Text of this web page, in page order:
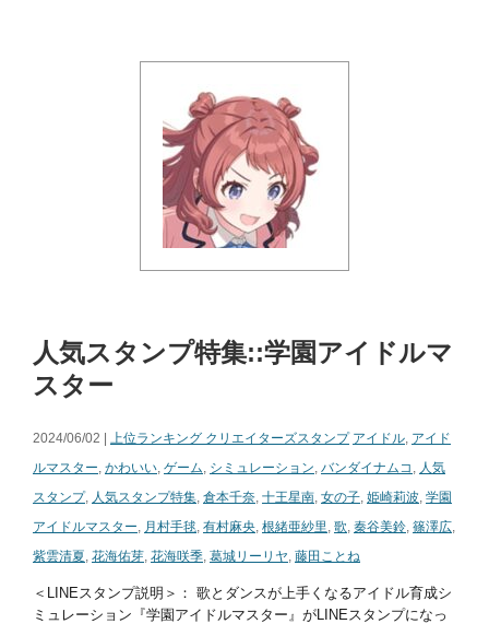
人気スタンプ特集::学園アイドルマ
スター
2024/06/02 | 上位ランキング クリエイターズスタンプ アイドル, アイド
ルマスター, かわいい, ゲーム, シミュレーション, バンダイナムコ , 人気
スタンプ, 人気スタンプ特集, 倉本千奈, 十王星南, 女の子, 姫崎莉波, 学園
アイドルマスター, 月村手毬, 有村麻央, 根緒亜紗里, 歌, 秦谷美鈴, 篠澤広,
紫雲清夏, 花海佑芽, 花海咲季, 葛城リーリヤ, 藤田ことね
＜LINEスタンプ説明＞： 歌とダンスが上手くなるアイドル育成シ
ミュレーション『学園アイドルマスター』がLINEスタンプになっ